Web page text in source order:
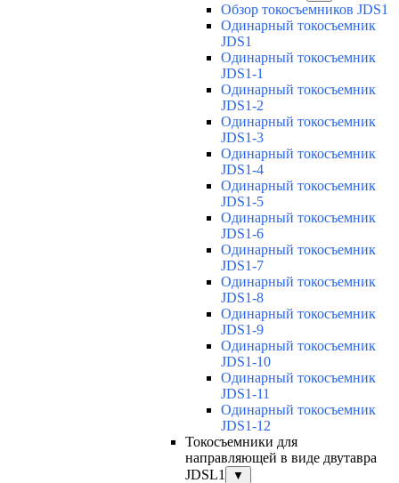
Обзор токосъемников JDS1
Одинарный токосъемник
JDS1
Одинарный токосъемник
JDS1-1
Одинарный токосъемник
JDS1-2
Одинарный токосъемник
JDS1-3
Одинарный токосъемник
JDS1-4
Одинарный токосъемник
JDS1-5
Одинарный токосъемник
JDS1-6
Одинарный токосъемник
JDS1-7
Одинарный токосъемник
JDS1-8
Одинарный токосъемник
JDS1-9
Одинарный токосъемник
JDS1-10
Одинарный токосъемник
JDS1-11
Одинарный токосъемник
JDS1-12
Токосъемники для
направляющей в виде двутавра
JDSL1
▼